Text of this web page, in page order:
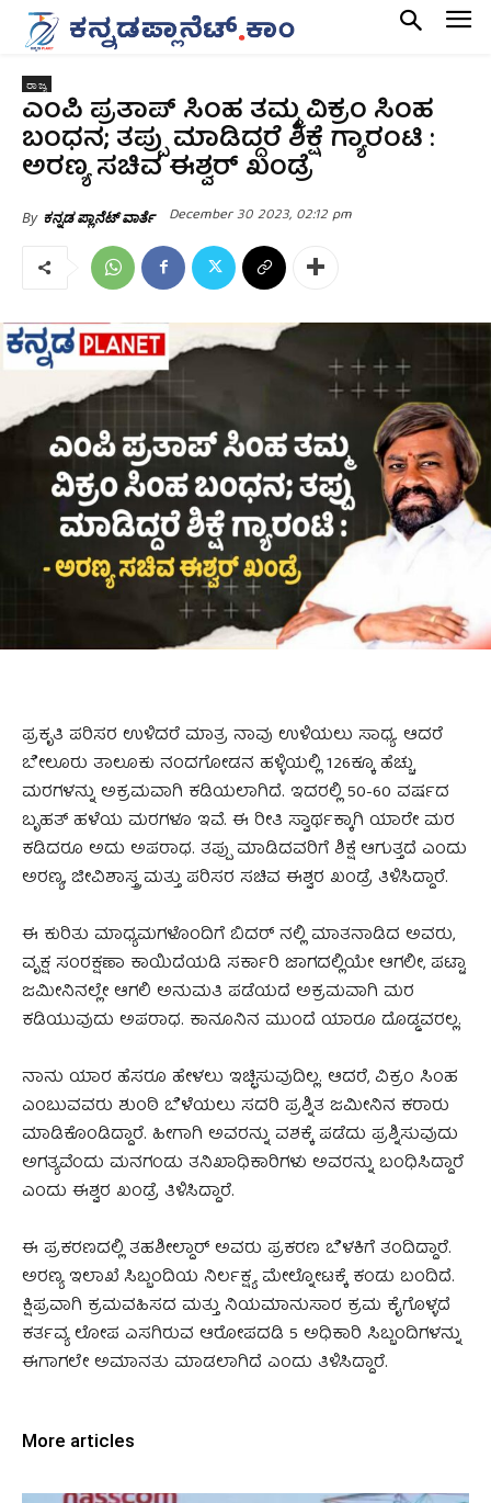
ರಾಜ್ಯ
ಎಂಪಿ ಪ್ರತಾಪ್ ಸಿಂಹ ತಮ್ಮ ವಿಕ್ರಂ ಸಿಂಹ
ಬಂಧನ; ತಪ್ಪು ಮಾಡಿದ್ದರೆ ಶಿಕ್ಷೆ ಗ್ಯಾರಂಟಿ :
ಅರಣ್ಯ ಸಚಿವ ಈಶ್ವರ್ ಖಂಡ್ರೆ
By ಕನ್ನಡ ಪ್ಲಾನೆಟ್ ವಾರ್ತೆ December 30 2023, 02:12 pm
ಪ್ರಕೃತಿ ಪರಿಸರ ಉಳಿದರೆ ಮಾತ್ರ ನಾವು ಉಳಿಯಲು ಸಾಧ್ಯ. ಆದರೆ
ಬೇಲೂರು ತಾಲೂಕು ನಂದಗೋಡನ ಹಳ್ಳಿಯಲ್ಲಿ 126ಕ್ಕೂ ಹೆಚ್ಚು
ಮರಗಳನ್ನು ಅಕ್ರಮವಾಗಿ ಕಡಿಯಲಾಗಿದೆ. ಇದರಲ್ಲಿ 50-60 ವರ್ಷದ
ಬೃಹತ್ ಹಳೆಯ ಮರಗಳೂ ಇವೆ. ಈ ರೀತಿ ಸ್ವಾರ್ಥಕ್ಕಾಗಿ ಯಾರೇ ಮರ
ಕಡಿದರೂ ಅದು ಅಪರಾಧ. ತಪ್ಪು ಮಾಡಿದವರಿಗೆ ಶಿಕ್ಷೆ ಆಗುತ್ತದೆ ಎಂದು
ಅರಣ್ಯ, ಜೀವಿಶಾಸ್ತ್ರ ಮತ್ತು ಪರಿಸರ ಸಚಿವ ಈಶ್ವರ ಖಂಡ್ರೆ ತಿಳಿಸಿದ್ದಾರೆ.
ಈ ಕುರಿತು ಮಾಧ್ಯಮಗಳೊಂದಿಗೆ ಬಿದರ್ ನಲ್ಲಿ ಮಾತನಾಡಿದ ಅವರು,
ವೃಕ್ಷ ಸಂರಕ್ಷಣಾ ಕಾಯಿದೆಯಡಿ ಸರ್ಕಾರಿ ಜಾಗದಲ್ಲಿಯೇ ಆಗಲೀ, ಪಟ್ಟಾ
ಜಮೀನಿನಲ್ಲೇ ಆಗಲಿ ಅನುಮತಿ ಪಡೆಯದೆ ಅಕ್ರಮವಾಗಿ ಮರ
ಕಡಿಯುವುದು ಅಪರಾಧ. ಕಾನೂನಿನ ಮುಂದೆ ಯಾರೂ ದೊಡ್ಡವರಲ್ಲ.
ನಾನು ಯಾರ ಹೆಸರೂ ಹೇಳಲು ಇಚ್ಛಿಸುವುದಿಲ್ಲ. ಆದರೆ, ವಿಕ್ರಂ ಸಿಂಹ
ಎಂಬುವವರು ಶುಂಠಿ ಬೆಳೆಯಲು ಸದರಿ ಪ್ರಶ್ನಿತ ಜಮೀನಿನ ಕರಾರು
ಮಾಡಿಕೊಂಡಿದ್ದಾರೆ. ಹೀಗಾಗಿ ಅವರನ್ನು ವಶಕ್ಕೆ ಪಡೆದು ಪ್ರಶ್ನಿಸುವುದು
ಅಗತ್ಯವೆಂದು ಮನಗಂಡು ತನಿಖಾಧಿಕಾರಿಗಳು ಅವರನ್ನು ಬಂಧಿಸಿದ್ದಾರೆ
ಎಂದು ಈಶ್ವರ ಖಂಡ್ರೆ ತಿಳಿಸಿದ್ದಾರೆ.
ಈ ಪ್ರಕರಣದಲ್ಲಿ ತಹಶೀಲ್ದಾರ್ ಅವರು ಪ್ರಕರಣ ಬೆಳಕಿಗೆ ತಂದಿದ್ದಾರೆ.
ಅರಣ್ಯ ಇಲಾಖೆ ಸಿಬ್ಬಂದಿಯ ನಿರ್ಲಕ್ಷ್ಯ ಮೇಲ್ನೋಟಕ್ಕೆ ಕಂಡು ಬಂದಿದೆ.
ಕ್ಷಿಪ್ರವಾಗಿ ಕ್ರಮವಹಿಸದ ಮತ್ತು ನಿಯಮಾನುಸಾರ ಕ್ರಮ ಕೈಗೊಳ್ಳದೆ
ಕರ್ತವ್ಯ ಲೋಪ ಎಸಗಿರುವ ಆರೋಪದಡಿ 5 ಅಧಿಕಾರಿ ಸಿಬ್ಬಂದಿಗಳನ್ನು
ಈಗಾಗಲೇ ಅಮಾನತು ಮಾಡಲಾಗಿದೆ ಎಂದು ತಿಳಿಸಿದ್ದಾರೆ.
More articles